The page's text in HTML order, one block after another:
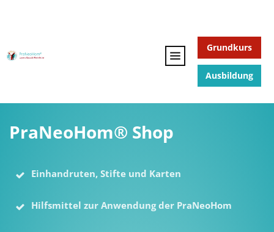
Grundkurs
Ausbildung
PraNeoHom® Shop
Einhandruten, Stifte und Karten
Hilfsmittel zur Anwendung der PraNeoHom